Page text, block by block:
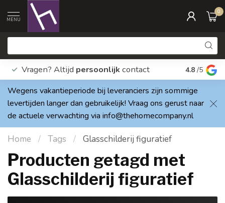
MENU
0
Vragen? Altijd persoonlijk contact Elke dag
4.8 /5
Wegens vakantieperiode bij leveranciers zijn sommige
levertijden langer dan gebruikelijk! Vraag ons gerust naar
de actuele verwachting via info@thehomecompany.nl
Home / Tags / Glasschilderij figuratief
Producten getagd met
Glasschilderij figuratief